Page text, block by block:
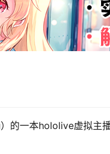
的一本hololive虚拟主